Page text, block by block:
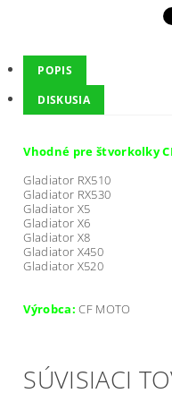
POPIS
DISKUSIA
Vhodné pre štvorkolky
Gladiator RX510
Gladiator RX530
Gladiator X5
Gladiator X6
Gladiator X8
Gladiator X450
Gladiator X520
Výrobca: CF MOTO
SÚVISIACI